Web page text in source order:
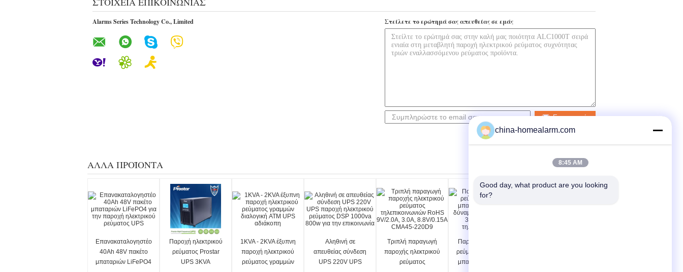
Alarms Series Technology Co., Limited Στείλετε το ερώτημά σας απευθείας σε εμάς
Επικοινωνία
ΆΛΛΑ ΠΡΟΪΌΝΤΑ
Επανακαταλογηστέο
40Ah 48V πακέτο
μπαταριών LiFePO4
Παροχή ηλεκτρικού
ρεύματος Prostar
UPS 3KVA
1KVA - 2KVA έξυπνη
παροχή ηλεκτρικού
ρεύματος γραμμών
Αληθινή σε
απευθείας σύνδεση
UPS 220V UPS
Τριπλή παραγωγή
παροχής ηλεκτρικού
ρεύματος
Παροχή ηλεκτρικού
ρεύματος πυρκαγιάς
μπαταριών υψηλής
china-homealarm.com
8:45 AM
Good day, what product are you looking
for?